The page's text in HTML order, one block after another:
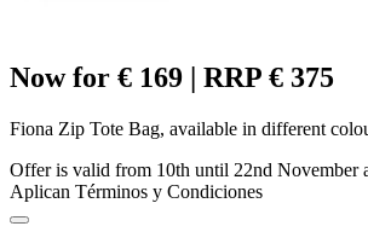
Now for € 169 | RRP € 375
Fiona Zip Tote Bag, available in different
Offer is valid from 10th until 22nd November
Aplican Términos y Condiciones